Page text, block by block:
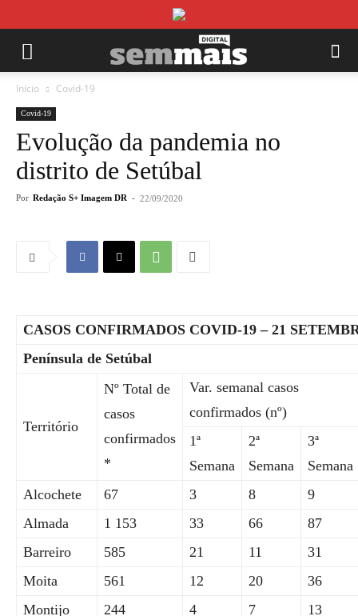
Início Covid-19
Covid-19
Evolução da pandemia no
distrito de Setúbal
Por Redação S+ Imagem DR - 22/09/2020
CASOS CONFIRMADOS COVID-19 – 21
Península de Setúbal
Território
Nº Total de
casos
confirmados
*
Var. semanal casos
confirmados (nº)
1ª
Semana
2ª
Semana
3ª
Semana
Alcochete
67 3 8
9
Almada
1 153 33 66
87
Barreiro
585 21 11
31
Moita
561 12 20
36
Montijo
244 4 7
13